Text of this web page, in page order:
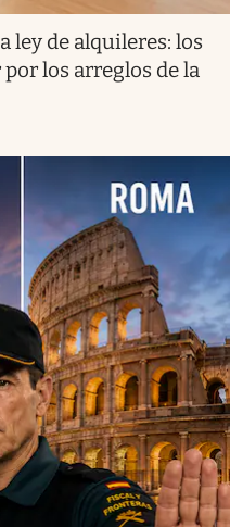
ley de alquileres: los
los arreglos de la